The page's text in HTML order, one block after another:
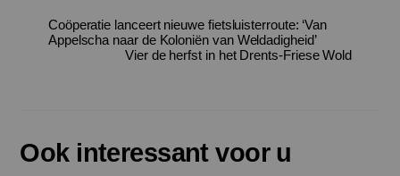
Coöperatie lanceert nieuwe fietsluisterroute: ‘Van
Appelscha naar de Koloniën van Weldadigheid’
Vier de herfst in het Drents-Friese Wold
Ook interessant voor u